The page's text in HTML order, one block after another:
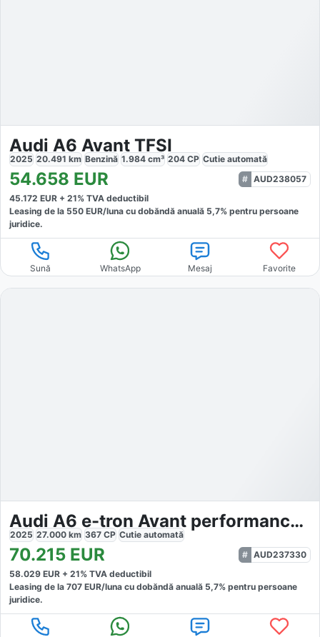
Audi A6 Avant TFSI
2025 20.491 km Benzină 1.984 cm³ 204 CP Cutie automată
54.658 EUR
AUD238057
45.172 EUR + 21% TVA deductibil
Leasing de la 550 EUR/luna cu dobăndă anuală 5,7% pentru persoane
juridice.
Sună WhatsApp Mesaj Favorite
Audi A6 e-tron Avant performance S-Line
2025 27.000 km 367 CP Cutie automată
70.215 EUR
AUD237330
58.029 EUR + 21% TVA deductibil
Leasing de la 707 EUR/luna cu dobăndă anuală 5,7% pentru persoane
juridice.